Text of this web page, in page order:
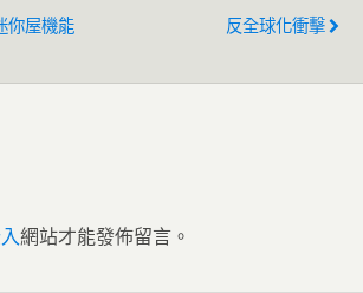
你屋機能
反全球化衝擊
網站才能發佈留言。